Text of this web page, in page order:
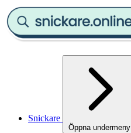
Snickare
Öppna undermeny